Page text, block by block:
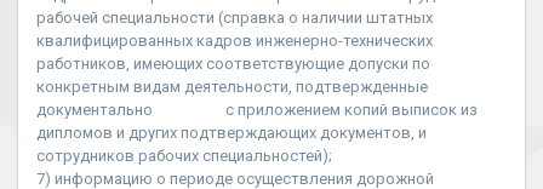
рабочей специальности (справка о наличии штатных
квалифицированных кадров инженерно-технических
работников, имеющих соответствующие допуски по
конкретным видам деятельности, подтвержденные
документально с приложением копий выписок из
дипломов и других подтверждающих документов, и
сотрудников рабочих специальностей);
7) информацию о периоде осуществления дорожной